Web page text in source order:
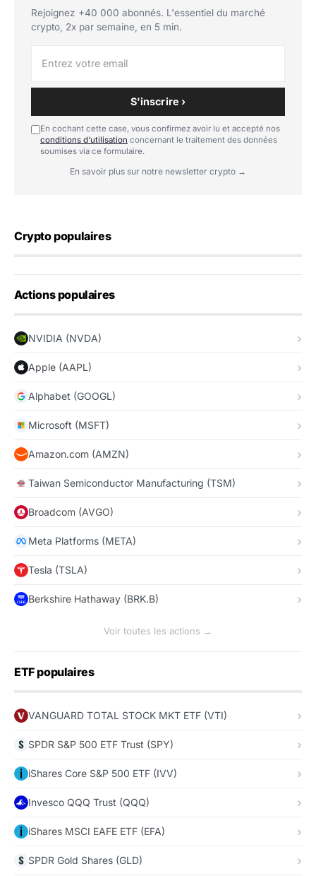
Rejoignez +40 000 abonnés. L'essentiel du marché
crypto, 2x par semaine, en 5 min.
S'inscrire ›
En cochant cette case, vous confirmez avoir lu et accepté nos
conditions d'utilisation concernant le traitement des données
soumises via ce formulaire.
En savoir plus sur notre newsletter crypto →
Crypto populaires
Actions populaires
NVIDIA (NVDA)
Apple (AAPL)
Alphabet (GOOGL)
Microsoft (MSFT)
Amazon.com (AMZN)
Taiwan Semiconductor Manufacturing (TSM)
Broadcom (AVGO)
Meta Platforms (META)
Tesla (TSLA)
Berkshire Hathaway (BRK.B)
Voir toutes les actions →
ETF populaires
VANGUARD TOTAL STOCK MKT ETF (VTI)
SPDR S&P 500 ETF Trust (SPY)
iShares Core S&P 500 ETF (IVV)
Invesco QQQ Trust (QQQ)
iShares MSCI EAFE ETF (EFA)
SPDR Gold Shares (GLD)